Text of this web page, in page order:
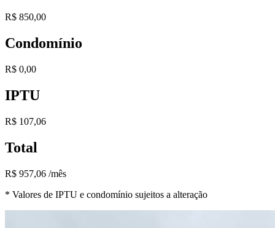
R$ 850,00
Condomínio
R$ 0,00
IPTU
R$ 107,06
Total
R$ 957,06 /mês
* Valores de IPTU e condomínio sujeitos a alteração